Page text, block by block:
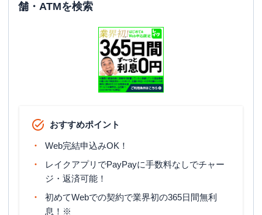
舗・ATMを検索
おすすめポイント
Web完結申込みOK！
レイクアプリでPayPayに手数料なしでチャー
ジ・返済可能！
初めてWebでの契約で業界初の365日間無利
息！※